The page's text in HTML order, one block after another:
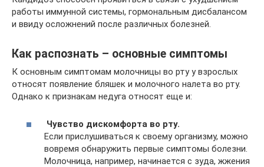
работы иммунной системы, гормональным дисбалансом
и ввиду осложнений после различных болезней.
Как распознать – основные симптомы
К основным симптомам молочницы во рту у взрослых
относят появление бляшек и молочного налета во рту.
Однако к признакам недуга относят еще и:
Чувство дискомфорта во рту.
Если прислушиваться к своему организму, можно
вовремя обнаружить первые симптомы болезни.
Молочница, например, начинается с зуда, жжения